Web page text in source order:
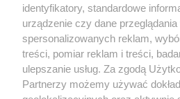
Kultura
X Facebook
identyfikatory, standardowe
urządzenie czy dane
spersonalizowanych reklam,
treści, pomiar reklam i treści,
ulepszanie usług. Za zgodą
Partnerzy możemy używać